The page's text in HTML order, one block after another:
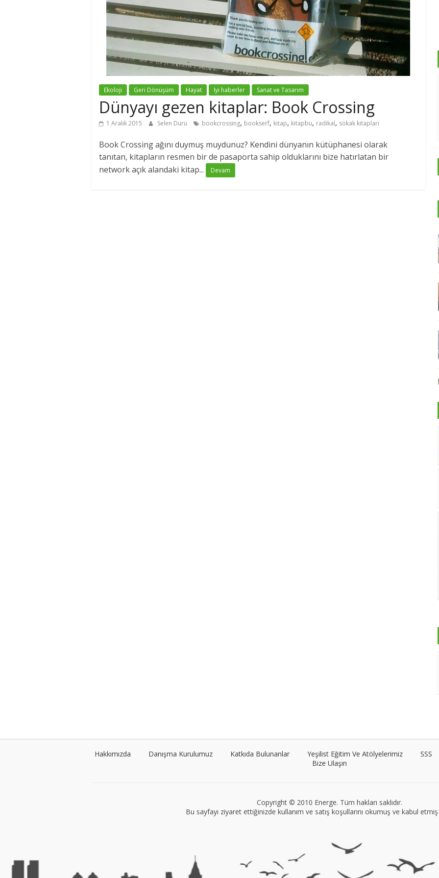
Ekoloji Geri Dönüşüm Hayat İyi haberler Sanat ve Tasarım
Dünyayı gezen kitaplar: Book Crossing
1 Aralık 2015 Selen Duru bookcrossing, bookserf, kitap, kitapbu, radikal, sokak kitapları
Book Crossing ağını duymuş muydunuz? Kendini dünyanın kütüphanesi olarak
tanıtan, kitapların resmen bir de pasaporta sahip olduklarını bize hatırlatan bir
network açık alandaki kitap...
Devam
Hakkımızda Danışma Kurulumuz Katkıda Bulunanlar Yeşilist Eğitim Ve Atölyelerimiz SSS
Bize Ulaşın
Copyright © 2010 Energe. Tüm hakları saklıdır.
Bu sayfayı ziyaret ettiğinizde kullanım ve satış koşullarını okumuş ve kabul etmiş